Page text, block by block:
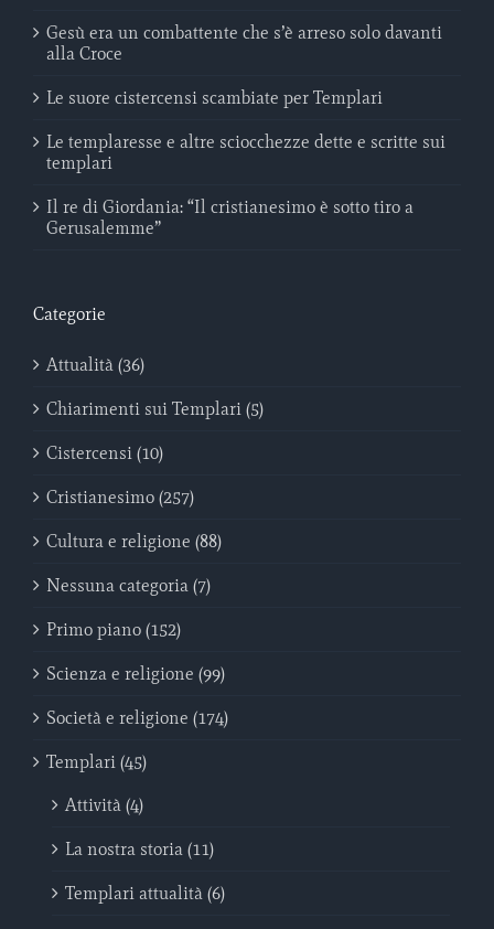
Gesù era un combattente che s’è arreso solo davanti
alla Croce
Le suore cistercensi scambiate per Templari
Le templaresse e altre sciocchezze dette e scritte sui
templari
Il re di Giordania: “Il cristianesimo è sotto tiro a
Gerusalemme”
Categorie
Attualità (36)
Chiarimenti sui Templari (5)
Cistercensi (10)
Cristianesimo (257)
Cultura e religione (88)
Nessuna categoria (7)
Primo piano (152)
Scienza e religione (99)
Società e religione (174)
Templari (45)
Attività (4)
La nostra storia (11)
Templari attualità (6)